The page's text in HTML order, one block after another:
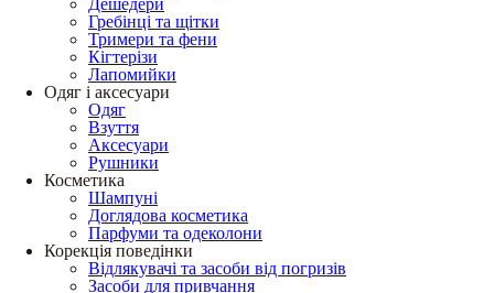
Дешедери
Гребінці та щітки
Тримери та фени
Кігтерізи
Лапомийки
Одяг і аксесуари
Одяг
Взуття
Аксесуари
Рушники
Косметика
Шампуні
Доглядова косметика
Парфуми та одеколони
Корекція поведінки
Відлякувачі та засоби від погризів
Засоби для привчання